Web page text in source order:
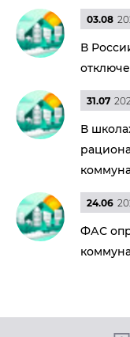
03.08
В
31.07
В
24.06
ФАС